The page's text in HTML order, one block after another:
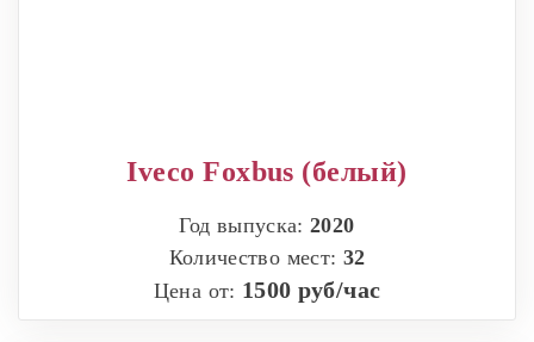
Iveco Foxbus (белый)
Год выпуска:2020
Количество мест: 32
Цена от: 1500 руб/час